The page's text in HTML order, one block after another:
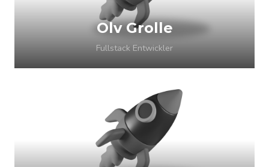
Olv Grolle
Fullstack Entwickler